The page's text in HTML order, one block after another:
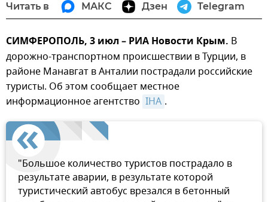
Читать в МАКС Дзен Telegram
СИМФЕРОПОЛЬ, 3 июл – РИА Новости Крым. В
дорожно-транспортном происшествии в Турции, в
районе Манавгат в Анталии пострадали российские
туристы. Об этом сообщает местное
информационное агентство IHA .
"Большое количество туристов пострадало в
результате аварии, в результате которой
туристический автобус врезался в бетонный